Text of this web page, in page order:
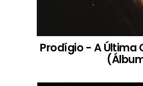
Prodígio - A Última